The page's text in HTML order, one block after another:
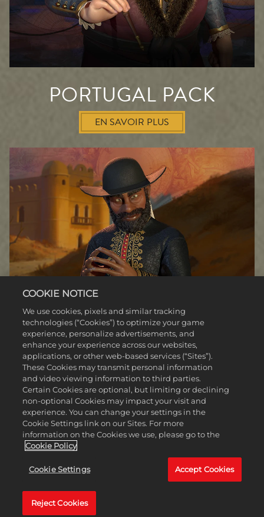
PORTUGAL PACK
EN SAVOIR PLUS
ETHIOPIA PACK
COOKIE NOTICE
We use cookies, pixels and similar tracking
technologies (“Cookies”) to optimize your game
experience, personalize advertisements, and
enhance your experience across our websites,
applications, or other web-based services (“Sites”).
These Cookies may transmit personal information
and video viewing information to third parties.
Certain Cookies are optional, but limiting or declining
non-optional Cookies may impact your visit and
experience. You can change your settings in the
Cookie Settings link on our Sites. For more
information on the Cookies we use, please go to the
Cookie Policy
Cookie Settings Accept Cookies
Reject Cookies